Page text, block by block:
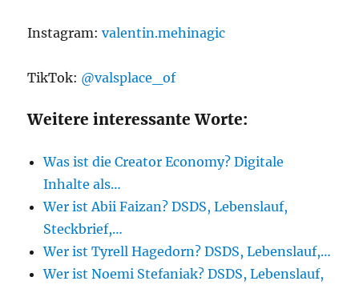
Instagram:valentin.mehinagic
TikTok: @valsplace_of
Weitere interessante Worte:
Was ist die Creator Economy? Digitale
Inhalte als…
Wer ist Abii Faizan? DSDS, Lebenslauf,
Steckbrief,…
Wer ist Tyrell Hagedorn? DSDS, Lebenslauf,…
Wer ist Noemi Stefaniak? DSDS, Lebenslauf,